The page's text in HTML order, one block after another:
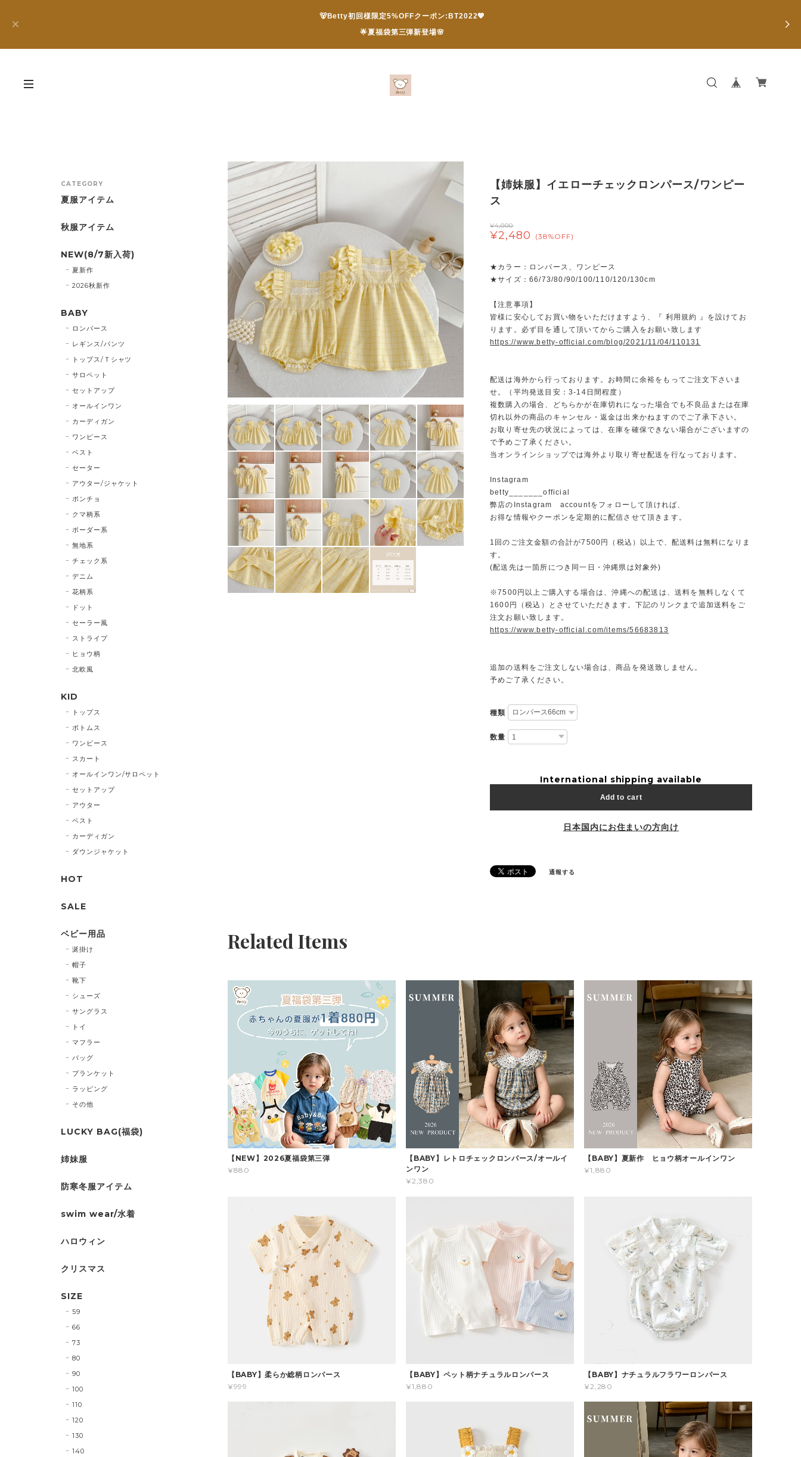
🐻Betty初回様限定5%OFFクーポン:BT2022💖
🌟夏福袋第三弾新登場🌸
【姉妹服】イエローチェックロンパース/ワンピー
ス
¥4,000
¥2,480 (38%OFF)
★カラー：ロンパース、ワンピース
★サイズ：66/73/80/90/100/110/120/130cm
【注意事項】
皆様に安心してお買い物をいただけますよう、『 利用規約 』を設けてお
ります。必ず目を通して頂いてからご購入をお願い致します
https://www.betty-official.com/blog/2021/11/04/110131
配送は海外から行っております。お時間に余裕をもってご注文下さいま
せ。（平均発送目安：3-14日間程度）
複数購入の場合、どちらかが在庫切れになった場合でも不良品または在庫
切れ以外の商品のキャンセル・返金は出来かねますのでご了承下さい。
お取り寄せ先の状況によっては、在庫を確保できない場合がございますの
で予めご了承ください。
当オンラインショップでは海外より取り寄せ配送を行なっております。
Instagram
betty_______official
弊店のInstagram accountをフォローして頂ければ、
お得な情報やクーポンを定期的に配信させて頂きます。
1回のご注文金額の合計が7500円（税込）以上で、配送料は無料になりま
す。
(配送先は一箇所につき同一日・沖縄県は対象外)
※7500円以上ご購入する場合は、沖縄への配送は、送料を無料しなくて
1600円（税込）とさせていただきます。下記のリンクまで追加送料をご
注文お願い致します。
https://www.betty-official.com/items/56683813
追加の送料をご注文しない場合は、商品を発送致しません。
予めご了承ください。
種類
数量
International shipping available
Add to cart
日本国内にお住まいの方向け
通報する
Related Items
【NEW】2026夏福袋第三弾
¥880
【BABY】レトロチェックロンパース/オールイ
ンワン
¥2,380
【BABY】夏新作 ヒョウ柄オールインワン
¥1,880
【BABY】柔らか総柄ロンパース
¥999
【BABY】ペット柄ナチュラルロンパース
¥1,880
【BABY】ナチュラルフラワーロンパース
¥2,280
CATEGORY
夏服アイテム
秋服アイテム
NEW(8/7新入荷)
夏新作
2026秋新作
BABY
ロンパース
レギンス/パンツ
トップス/Ｔシャツ
サロペット
セットアップ
オールインワン
カーディガン
ワンピース
ベスト
セーター
アウター/ジャケット
ポンチョ
クマ柄系
ボーダー系
無地系
チェック系
デニム
花柄系
ドット
セーラー風
ストライプ
ヒョウ柄
北欧風
KID
トップス
ボトムス
ワンピース
スカート
オールインワン/サロペット
セットアップ
アウター
ベスト
カーディガン
ダウンジャケット
HOT
SALE
ベビー用品
涎掛け
帽子
靴下
シューズ
サングラス
トイ
マフラー
バッグ
ブランケット
ラッピング
その他
LUCKY BAG(福袋)
姉妹服
防寒冬服アイテム
swim wear/水着
ハロウィン
クリスマス
SIZE
59
66
73
80
90
100
110
120
130
140